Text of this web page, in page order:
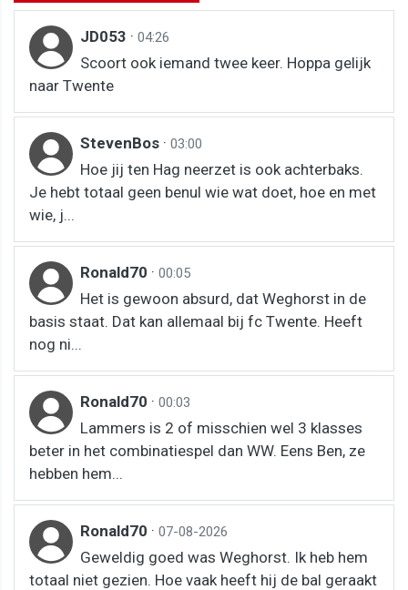
JD053 · 04:26
Scoort ook iemand twee keer. Hoppa gelijk
naar Twente
StevenBos · 03:00
Hoe jij ten Hag neerzet is ook achterbaks.
Je hebt totaal geen benul wie wat doet, hoe en met
wie, j...
Ronald70 · 00:05
Het is gewoon absurd, dat Weghorst in de
basis staat. Dat kan allemaal bij fc Twente. Heeft
nog ni...
Ronald70 · 00:03
Lammers is 2 of misschien wel 3 klasses
beter in het combinatiespel dan WW. Eens Ben, ze
hebben hem...
Ronald70 · 07-08-2026
Geweldig goed was Weghorst. Ik heb hem
totaal niet gezien. Hoe vaak heeft hij de bal geraakt